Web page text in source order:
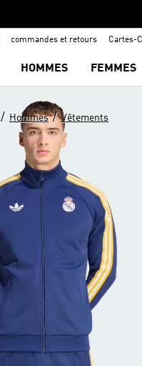
commandes et retours Cartes-
HOMMES FEMMES
/ Hommes / Vêtements